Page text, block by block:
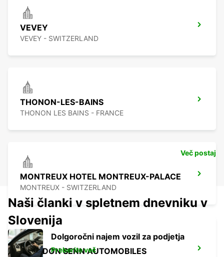
VEVEY
VEVEY - SWITZERLAND
THONON-LES-BAINS
THONON LES BAINS - FRANCE
MONTREUX HOTEL MONTREUX-PALACE
MONTREUX - SWITZERLAND
YVERDON SENN AUTOMOBILES
Več postaj
Naši članki v spletnem dnevniku v
Slovenija
Dolgoročni najem vozil za podjetja
Preberite več